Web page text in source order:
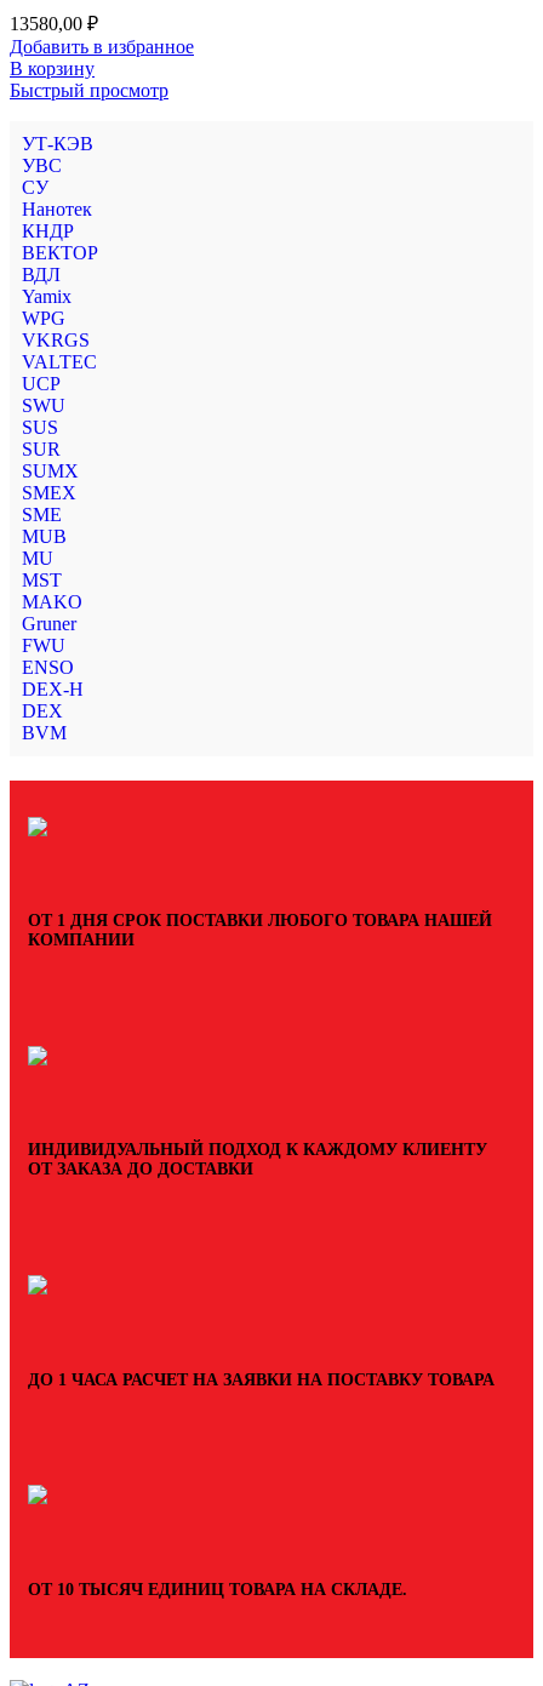
13580,00 ₽
Добавить в избранное
В корзину
Быстрый просмотр
УТ-КЭВ
УВС
СУ
Нанотек
КНДР
ВЕКТОР
ВДЛ
Yamix
WPG
VKRGS
VALTEC
UCP
SWU
SUS
SUR
SUMX
SMEX
SME
MUB
MU
MST
MAKO
Gruner
FWU
ENSO
DEX-H
DEX
BVM
ОТ 1 ДНЯ СРОК ПОСТАВКИ ЛЮБОГО ТОВАРА НАШЕЙ
КОМПАНИИ
ИНДИВИДУАЛЬНЫЙ ПОДХОД К КАЖДОМУ КЛИЕНТУ
ОТ ЗАКАЗА ДО ДОСТАВКИ
ДО 1 ЧАСА РАСЧЕТ НА ЗАЯВКИ НА ПОСТАВКУ ТОВАРА
ОТ 10 ТЫСЯЧ ЕДИНИЦ ТОВАРА НА СКЛАДЕ.